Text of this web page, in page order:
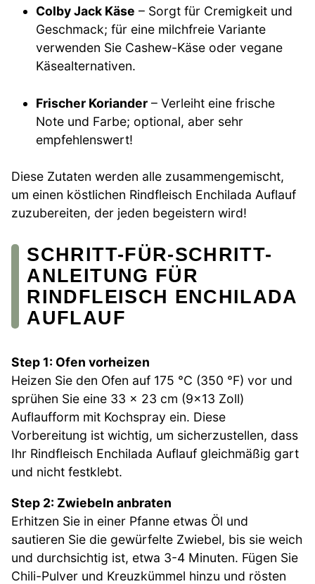
Colby Jack Käse – Sorgt für Cremigkeit und
Geschmack; für eine milchfreie Variante
verwenden Sie Cashew-Käse oder vegane
Käsealternativen.
Frischer Koriander – Verleiht eine frische
Note und Farbe; optional, aber sehr
empfehlenswert!
Diese Zutaten werden alle zusammengemischt,
um einen köstlichen Rindfleisch Enchilada Auflauf
zuzubereiten, der jeden begeistern wird!
SCHRITT-FÜR-SCHRITT-
ANLEITUNG FÜR
RINDFLEISCH ENCHILADA
AUFLAUF
Step 1: Ofen vorheizen
Heizen Sie den Ofen auf 175 °C (350 °F) vor und
sprühen Sie eine 33 x 23 cm (9×13 Zoll)
Auflaufform mit Kochspray ein. Diese
Vorbereitung ist wichtig, um sicherzustellen, dass
Ihr Rindfleisch Enchilada Auflauf gleichmäßig gart
und nicht festklebt.
Step 2: Zwiebeln anbraten
Erhitzen Sie in einer Pfanne etwas Öl und
sautieren Sie die gewürfelte Zwiebel, bis sie weich
und durchsichtig ist, etwa 3-4 Minuten. Fügen Sie
Chili-Pulver und Kreuzkümmel hinzu und rösten